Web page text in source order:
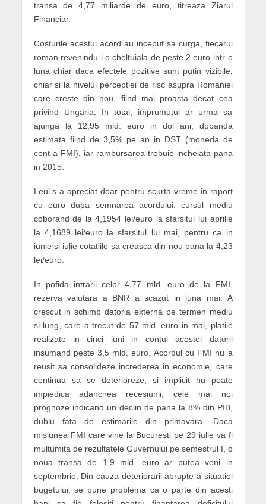
transa de 4,77 miliarde de euro, titreaza Ziarul
Financiar.
Costurile acestui acord au inceput sa curga, fiecarui
roman revenindu-i o cheltuiala de peste 2 euro intr-o
luna chiar daca efectele pozitive sunt putin vizibile,
chiar si la nivelul perceptiei de risc asupra Romaniei
care creste din nou, fiind mai proasta decat cea
privind Ungaria. In total, imprumutul ar urma sa
ajunga la 12,95 mld. euro in doi ani, dobanda
estimata fiind de 3,5% pe an in DST (moneda de
cont a FMI), iar rambursarea trebuie incheiata pana
in 2015.
Leul s-a apreciat doar pentru scurta vreme in raport
cu euro dupa semnarea acordului, cursul mediu
coborand de la 4,1954 lei/euro la sfarsitul lui aprilie
la 4,1689 lei/euro la sfarsitul lui mai, pentru ca in
iunie si iulie cotatiile sa creasca din nou pana la 4,23
lei/euro.
In pofida intrarii celor 4,77 mld. euro de la FMI,
rezerva valutara a BNR a scazut in luna mai. A
crescut in schimb datoria externa pe termen mediu
si lung, care a trecut de 57 mld. euro in mai, platile
realizate in cinci luni in contul acestei datorii
insumand peste 3,5 mld. euro. Acordul cu FMI nu a
reusit sa consolideze increderea in economie, care
continua sa se deterioreze, si implicit nu poate
impiedica adancirea recesiunii, cele mai noi
prognoze indicand un declin de pana la 8% din PIB,
dublu fata de estimarile din primavara. Daca
misiunea FMI care vine la Bucuresti pe 29 iulie va fi
multumita de rezultatele Guvernului pe semestrul I, o
noua transa de 1,9 mld. euro ar putea veni in
septembrie. Din cauza deteriorarii abrupte a situatiei
bugetului, se pune problema ca o parte din acesti